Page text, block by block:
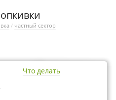
/ частный сектор
Что делать